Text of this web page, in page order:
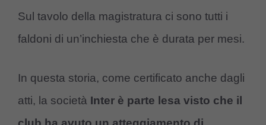
Sul tavolo della magistratura ci sono tutti i
faldoni di un’inchiesta che è durata per mesi.
In questa storia, come certificato anche dagli
atti, la società Inter è parte lesa visto che il